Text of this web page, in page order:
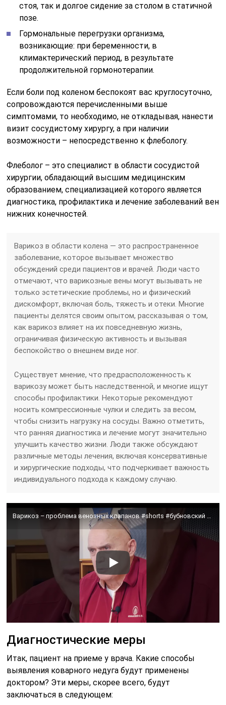
стоя, так и долгое сидение за столом в статичной
позе.
Гормональные перегрузки организма,
возникающие: при беременности, в
климактерический период, в результате
продолжительной гормонотерапии.
Если боли под коленом беспокоят вас круглосуточно,
сопровождаются перечисленными выше
симптомами, то необходимо, не откладывая, нанести
визит сосудистому хирургу, а при наличии
возможности – непосредственно к флебологу.
Флеболог – это специалист в области сосудистой
хирургии, обладающий высшим медицинским
образованием, специализацией которого является
диагностика, профилактика и лечение заболеваний вен
нижних конечностей.
Варикоз в области колена — это распространенное
заболевание, которое вызывает множество
обсуждений среди пациентов и врачей. Люди часто
отмечают, что варикозные вены могут вызывать не
только эстетические проблемы, но и физический
дискомфорт, включая боль, тяжесть и отеки. Многие
пациенты делятся своим опытом, рассказывая о том,
как варикоз влияет на их повседневную жизнь,
ограничивая физическую активность и вызывая
беспокойство о внешнем виде ног.
Существует мнение, что предрасположенность к
варикозу может быть наследственной, и многие ищут
способы профилактики. Некоторые рекомендуют
носить компрессионные чулки и следить за весом,
чтобы снизить нагрузку на сосуды. Важно отметить,
что ранняя диагностика и лечение могут значительно
улучшить качество жизни. Люди также обсуждают
различные методы лечения, включая консервативные
и хирургические подходы, что подчеркивает важность
индивидуального подхода к каждому случаю.
Диагностические меры
Итак, пациент на приеме у врача. Какие способы
выявления коварного недуга будут применены
доктором? Эти меры, скорее всего, будут
заключаться в следующем: